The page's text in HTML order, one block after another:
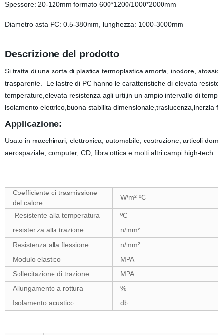
Spessore: 20-120mm formato 600*1200/1000*2000mm
Diametro asta PC: 0.5-380mm, lunghezza: 1000-3000mm
Descrizione del prodotto
Si tratta di una sorta di plastica termoplastica amorfa, inodore,
trasparente. Le lastre di PC hanno le caratteristiche di elevata
temperature,elevata resistenza agli urti,in un ampio intervallo di
isolamento elettrico,buona stabilità
Applicazione:
Usato in macchinari, elettronica, automobile, costruzione, articoli
aerospaziale, computer, CD, fibra ottica e molti altri campi high-tech.
Coefficiente di trasmissione
del calore
W/m² ºC
Resistente alla temperatura
ºC
resistenza alla trazione
n/mm²
Resistenza alla flessione
n/mm²
Modulo elastico
MPA
Sollecitazione di trazione
MPA
Allungamento a rottura
%
Isolamento acustico
db